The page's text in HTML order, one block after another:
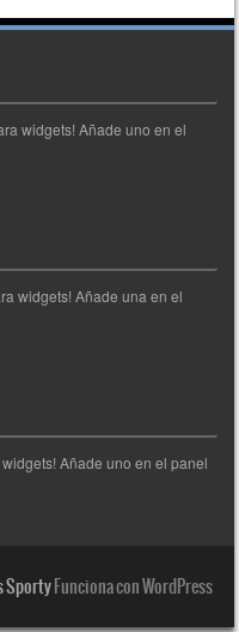
widgets! Añade uno en el
widgets! Añade una en el
Añade uno en el panel
SportyFunciona con WordPress